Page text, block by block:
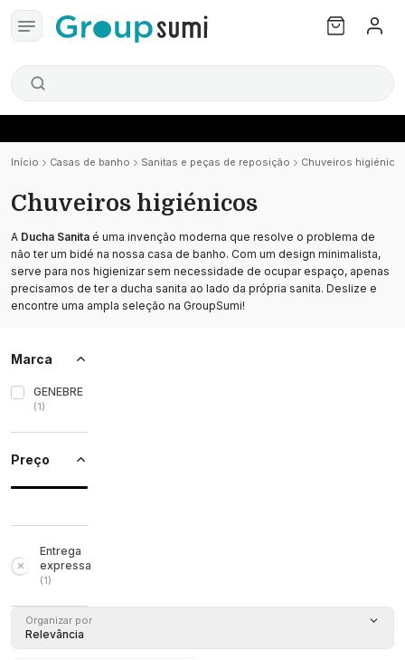
Início Casas de banho Sanitas e peças de reposição Chuveiros
Chuveiros higiénicos
A Ducha Sanita é uma invenção moderna que resolve o problema de
não ter um bidé na nossa casa de banho. Com um design minimalista,
serve para nos higienizar sem necessidade de ocupar espaço, apenas
precisamos de ter a ducha sanita ao lado da própria sanita. Deslize e
encontre uma ampla seleção na GroupSumi!
Marca
GENEBRE
(1)
Preço
Entrega
expressa
(1)
Organizar por
Relevância